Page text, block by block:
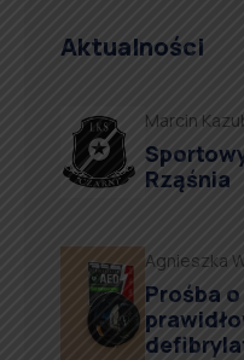
Aktualności
Marcin
Rząśnia
Agnieszka
Prośba